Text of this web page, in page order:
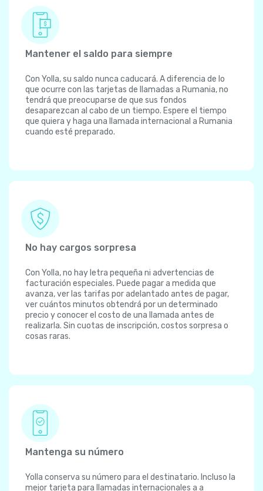
Mantener el saldo para siempre
Con Yolla, su saldo nunca caducará. A diferencia de lo
que ocurre con las tarjetas de llamadas a Rumania, no
tendrá que preocuparse de que sus fondos
desaparezcan al cabo de un tiempo. Espere el tiempo
que quiera y haga una llamada internacional a Rumania
cuando esté preparado.
No hay cargos sorpresa
Con Yolla, no hay letra pequeña ni advertencias de
facturación especiales. Puede pagar a medida que
avanza, ver las tarifas por adelantado antes de pagar,
ver cuántos minutos obtendrá por un determinado
precio y conocer el costo de una llamada antes de
realizarla. Sin cuotas de inscripción, costos sorpresa o
cosas raras.
Mantenga su número
Yolla conserva su número para el destinatario. Incluso la
mejor tarjeta para llamadas internacionales a a